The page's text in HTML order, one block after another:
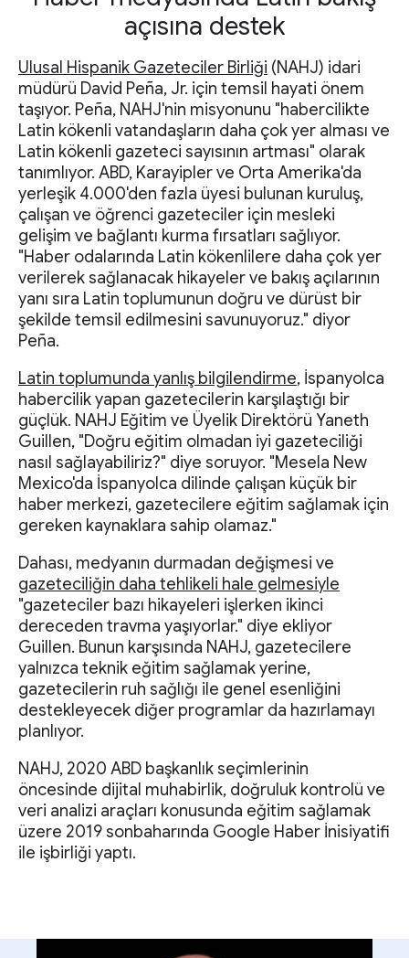
açısına destek
Ulusal Hispanik Gazeteciler Birliği (NAHJ) idari
müdürü David Peña, Jr. için temsil hayati önem
taşıyor. Peña, NAHJ'nin misyonunu "habercilikte
Latin kökenli vatandaşların daha çok yer alması ve
Latin kökenli gazeteci sayısının artması" olarak
tanımlıyor. ABD, Karayipler ve Orta Amerika'da
yerleşik 4.000'den fazla üyesi bulunan kuruluş,
çalışan ve öğrenci gazeteciler için mesleki
gelişim ve bağlantı kurma fırsatları sağlıyor.
"Haber odalarında Latin kökenlilere daha çok yer
verilerek sağlanacak hikayeler ve bakış açılarının
yanı sıra Latin toplumunun doğru ve dürüst bir
şekilde temsil edilmesini savunuyoruz." diyor
Peña.
Latin toplumunda yanlış bilgilendirme, İspanyolca
habercilik yapan gazetecilerin karşılaştığı bir
güçlük. NAHJ Eğitim ve Üyelik Direktörü Yaneth
Guillen, "Doğru eğitim olmadan iyi gazeteciliği
nasıl sağlayabiliriz?" diye soruyor. "Mesela New
Mexico'da İspanyolca dilinde çalışan küçük bir
haber merkezi, gazetecilere eğitim sağlamak için
gereken kaynaklara sahip olamaz."
Dahası, medyanın durmadan değişmesi ve
gazeteciliğin daha tehlikeli hale gelmesiyle
"gazeteciler bazı hikayeleri işlerken ikinci
dereceden travma yaşıyorlar." diye ekliyor
Guillen. Bunun karşısında NAHJ, gazetecilere
yalnızca teknik eğitim sağlamak yerine,
gazetecilerin ruh sağlığı ile genel esenliğini
destekleyecek diğer programlar da hazırlamayı
planlıyor.
NAHJ, 2020 ABD başkanlık seçimlerinin
öncesinde dijital muhabirlik, doğruluk kontrolü ve
veri analizi araçları konusunda eğitim sağlamak
üzere 2019 sonbaharında Google Haber İnisiyatifi
ile işbirliği yaptı.